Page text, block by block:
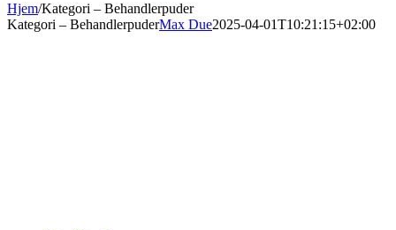
Hjem/Kategori – Behandlerpuder
Kategori – BehandlerpuderMax Due2025-04-01T10:21:15+02:00